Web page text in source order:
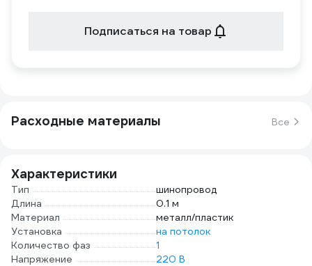
Подписаться на товар
Расходные материалы Все
Характеристики
Тип
шинопровод
Длина
0.1 м
Материал
металл/пластик
Установка
на потолок
Количество фаз
1
Напряжение
220 В